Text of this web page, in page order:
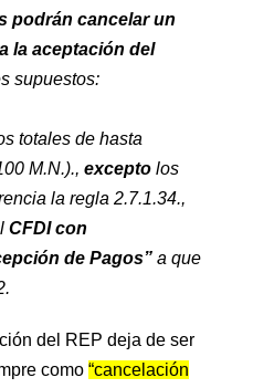
podrán cancelar un
la aceptación del
supuestos:
totales de hasta
M.N.)., excepto los
la regla 2.7.1.34.,
CFDI con
de Pagos” a que
del REP deja de ser
como “cancelación